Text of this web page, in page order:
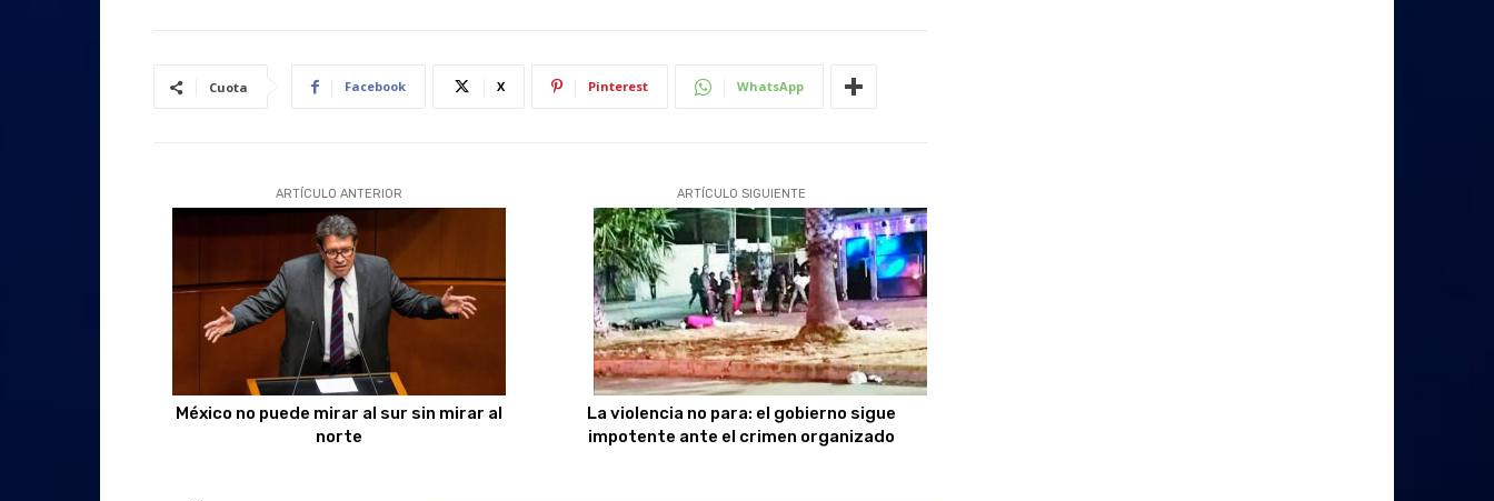
Cuota Facebook X Pinterest WhatsApp
ARTÍCULO ANTERIOR
México no puede mirar al sur sin mirar al
norte
ARTÍCULO SIGUIENTE
La violencia no para: el gobierno sigue
impotente ante el crimen organizado